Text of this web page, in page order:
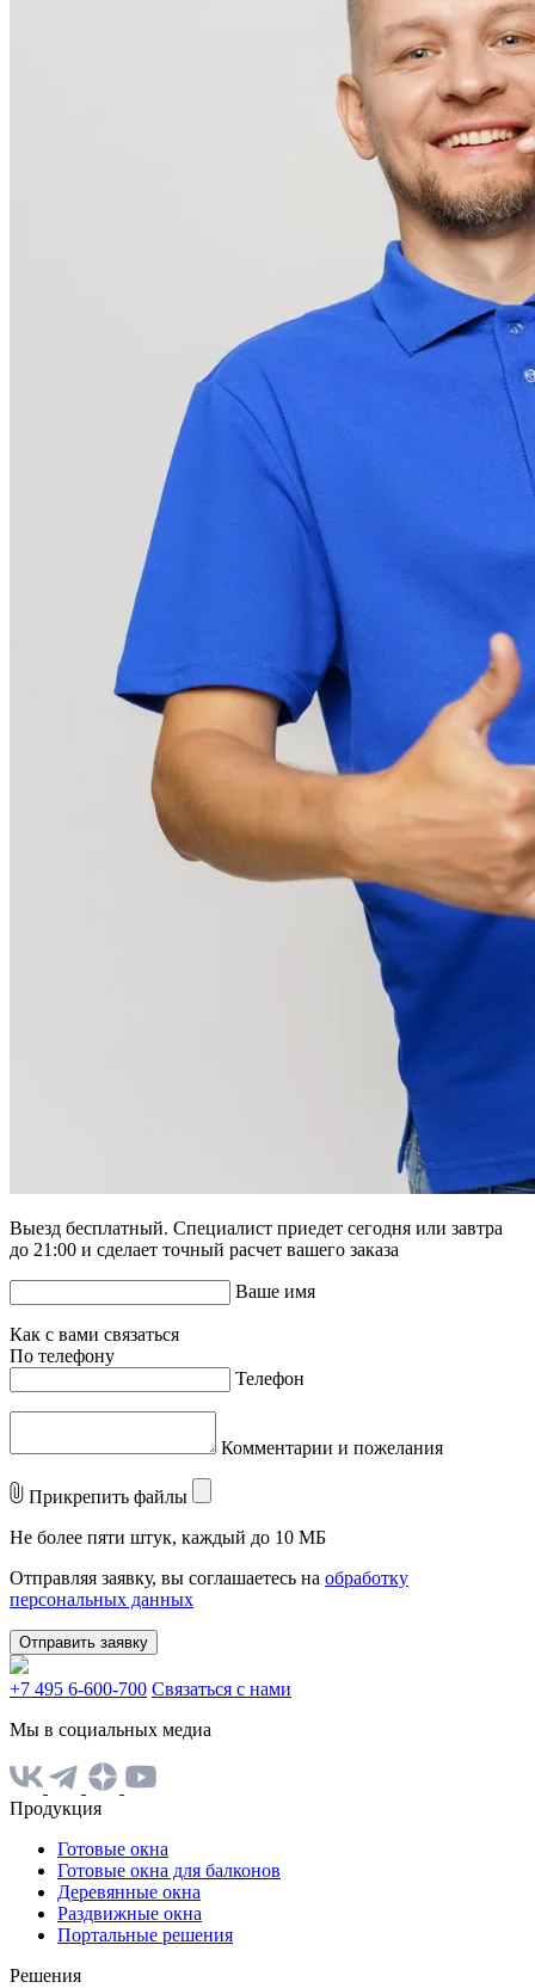
Выезд бесплатный. Специалист приедет сегодня или завтра
до 21:00 и сделает точный расчет вашего заказа
Ваше имя
Как с вами связаться
По телефону
Телефон
Комментарии и пожелания
Прикрепить файлы
Не более пяти штук, каждый до 10 МБ
Отправляя заявку, вы соглашаетесь на обработку
персональных данных
Отправить заявку
+7 495 6-600-700 Связаться с нами
Мы в социальных медиа
Продукция
Готовые окна
Готовые окна для балконов
Деревянные окна
Раздвижные окна
Портальные решения
Решения